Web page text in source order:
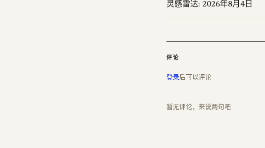
灵感雷达: 2026年8月4日
评论
登录后可以评论
暂无评论，来说两句吧